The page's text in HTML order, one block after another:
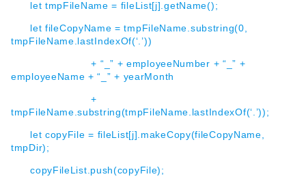
let tmpFileName = fileList[j].getName();
let fileCopyName = tmpFileName.substring(0,
tmpFileName.lastIndexOf(‘.’))
+ “_” + employeeNumber + “_” +
employeeName + “_” + yearMonth
+
tmpFileName.substring(tmpFileName.lastIndexOf(‘.’));
let copyFile = fileList[j].makeCopy(fileCopyName,
tmpDir);
copyFileList.push(copyFile);